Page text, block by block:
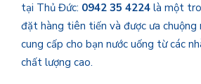
tại Thủ Đức: 0942 35 4224 là một
đặt hàng tiên tiến và được ưa chuộng
cung cấp cho bạn nước uống từ các
chất lượng cao.